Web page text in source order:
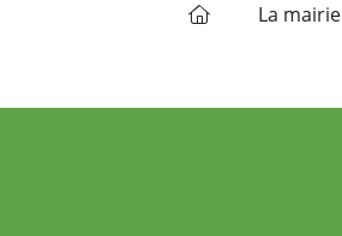
La mairie